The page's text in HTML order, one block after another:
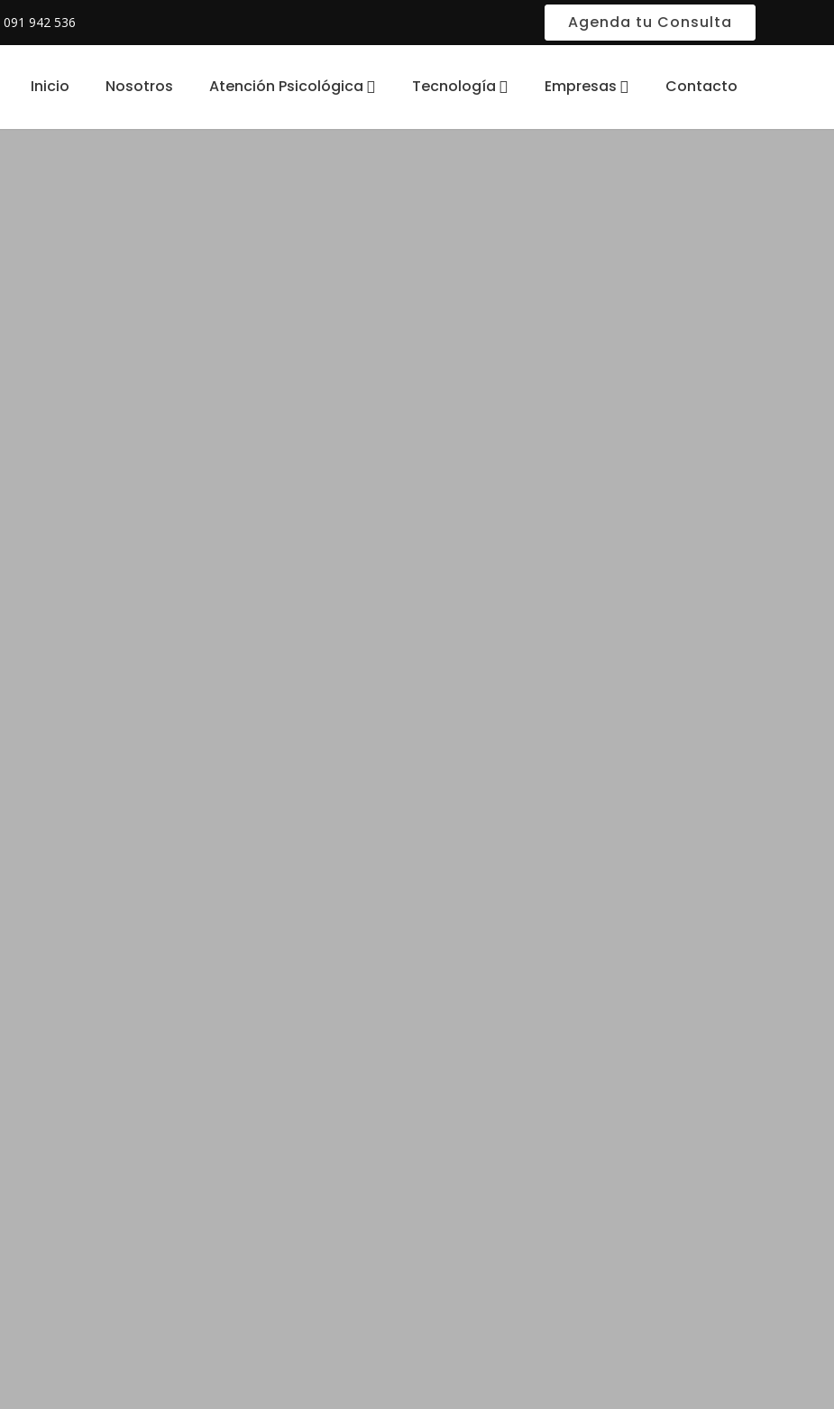
091 942 536 Agenda tu Consulta
Inicio Nosotros Atención Psicológica Tecnología Empresas Contacto